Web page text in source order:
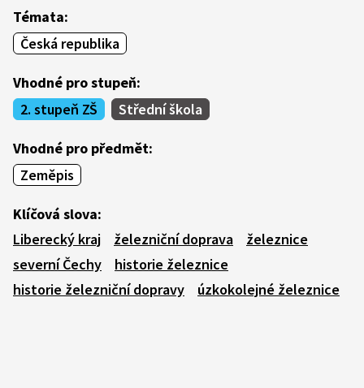
Témata:
Česká republika
Vhodné pro stupeň:
2. stupeň ZŠ
Střední škola
Vhodné pro předmět:
Zeměpis
Klíčová slova:
Liberecký kraj
železniční doprava
železnice
severní Čechy
historie železnice
historie železniční dopravy
úzkokolejné železnice